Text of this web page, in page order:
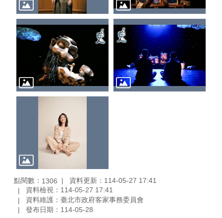
點閱數： 1306
資料更新：114-05-27 17:41
資料檢視：114-05-27 17:41
資料維護：臺北市政府客家事務委員會
發布日期：114-05-28